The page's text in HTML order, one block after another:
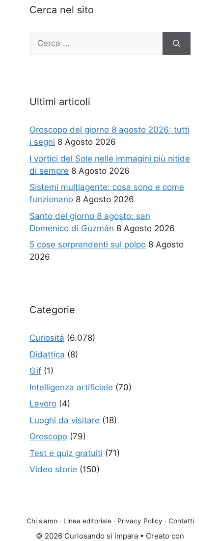
Cerca nel sito
Ricerca
Ultimi articoli
Oroscopo del giorno 8 agosto 2026: tutti
i segni 8 Agosto 2026
I vortici del Sole nelle immagini più nitide
di sempre 8 Agosto 2026
Sistemi multiagente: cosa sono e come
funzionano 8 Agosto 2026
Santo del giorno 8 agosto: san
Domenico di Guzmán 8 Agosto 2026
5 cose sorprendenti sul polpo 8 Agosto
2026
Categorie
Curiosità (6.078)
Didattica (8)
Gif (1)
Intelligenza artificiale (70)
Lavoro (4)
Luoghi da visitare (18)
Oroscopo (79)
Test e quiz gratuiti (71)
Video storie (150)
Chi siamo · Linea editoriale · Privacy Policy · Contatti
© 2026 Curiosando si impara • Creato con